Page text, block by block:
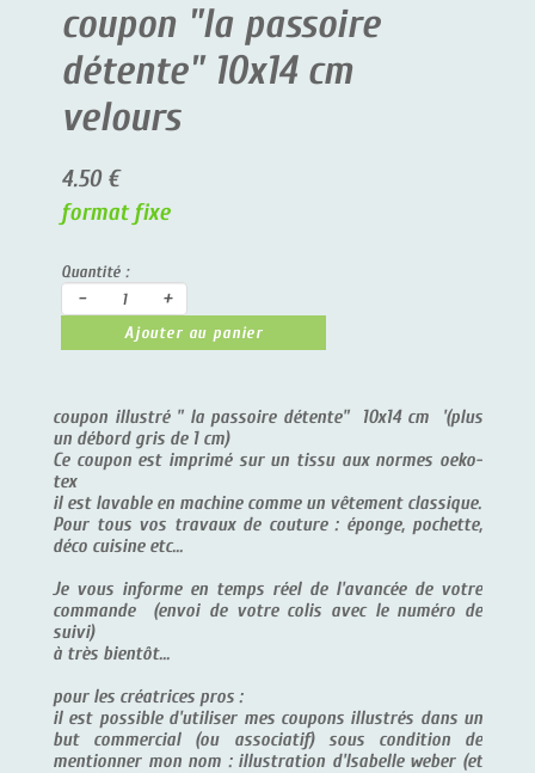
coupon "la passoire
détente" 10x14 cm
velours
4.50 €
format fixe
Quantité :
- +
Ajouter au panier
coupon illustré " la passoire détente" 10x14 cm '(plus
un débord gris de 1 cm)
Ce coupon est imprimé sur un tissu aux normes oeko-
tex
il est lavable en machine comme un vêtement classique.
Pour tous vos travaux de couture : éponge, pochette,
déco cuisine etc...
Je vous informe en temps réel de l'avancée de votre
commande (envoi de votre colis avec le numéro de
suivi)
à très bientôt...
pour les créatrices pros :
il est possible d'utiliser mes coupons illustrés dans un
but commercial (ou associatif) sous condition de
mentionner mon nom : illustration d'Isabelle weber (et